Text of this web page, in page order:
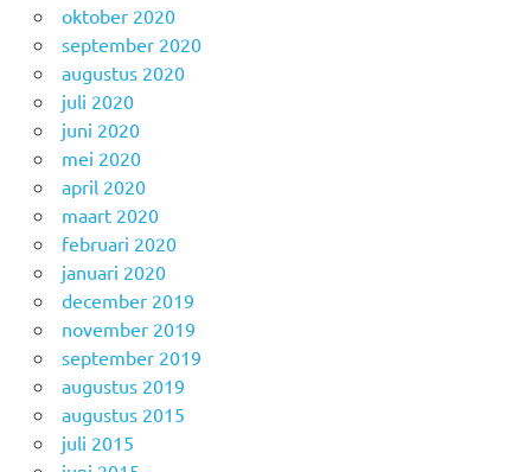
oktober 2020
september 2020
augustus 2020
juli 2020
juni 2020
mei 2020
april 2020
maart 2020
februari 2020
januari 2020
december 2019
november 2019
september 2019
augustus 2019
augustus 2015
juli 2015